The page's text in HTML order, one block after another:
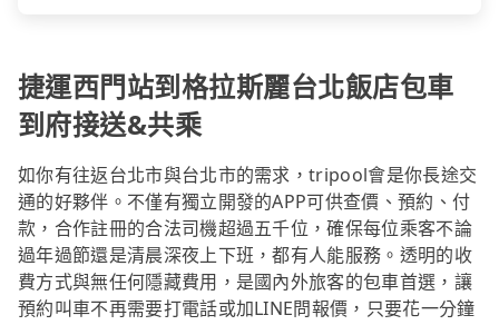
捷運西門站到格拉斯麗台北飯店包車
到府接送&共乘
如你有往返台北市與台北市的需求，tripool會是你長途交
通的好夥伴。不僅有獨立開發的APP可供查價、預約、付
款，合作註冊的合法司機超過五千位，確保每位乘客不論
過年過節還是清晨深夜上下班，都有人能服務。透明的收
費方式與無任何隱藏費用，是國內外旅客的包車首選，讓
預約叫車不再需要打電話或加LINE問報價，只要花一分鐘